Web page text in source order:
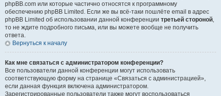
phpBB.com или которые частично относятся к программному
обеспечению phpBB Limited. Если же вы всё-таки пошлёте email в адрес
phpBB Limited об использовании данной конференции третьей стороной,
то не ждите подробного письма, или вы можете вообще не получить
ответа.
Вернуться к началу
Как мне связаться с администратором конференции?
Все пользователи данной конференции могут использовать
соответствующую форму на странице «Связаться с администрацией»,
если данная функция включена администратором.
Зарегистрированные пользователи также могут воспользоваться